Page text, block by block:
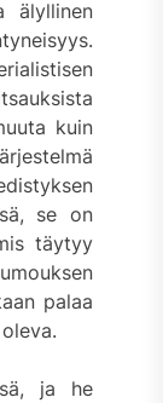
älyllinen
kuin
se on
täytyy
palaa
ja he